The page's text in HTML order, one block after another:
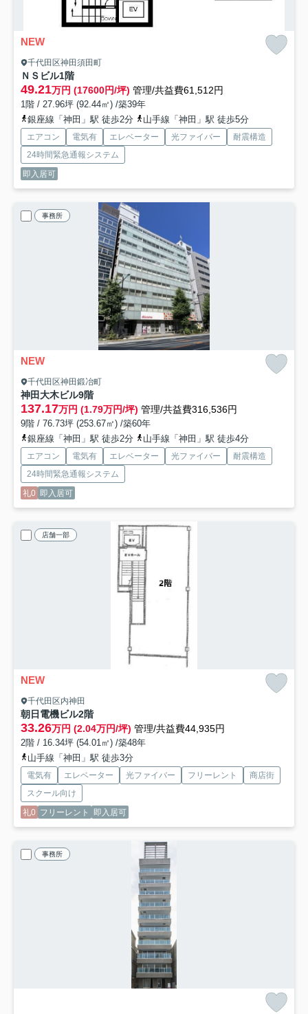
NEW
千代田区神田須田町
ＮＳビル1階
49.21万円 (17600円/坪) 管理/共益費61,512円
1階 / 27.96坪 (92.44㎡) /築39年
銀座線「神田」駅 徒歩2分
山手線「神田」駅 徒歩5分
エアコン 電気有 エレベーター 光ファイバー
耐震構造
24時間緊急通報システム
即入居可
事務所
NEW
千代田区神田鍛冶町
神田大木ビル9階
137.17万円 (1.79万円/坪) 管理/共益費316,536円
9階 / 76.73坪 (253.67㎡) /築60年
銀座線「神田」駅 徒歩2分
山手線「神田」駅 徒歩4分
エアコン 電気有 エレベーター 光ファイバー
耐震構造
24時間緊急通報システム
礼0 即入居可
店舗一部
NEW
千代田区内神田
朝日電機ビル2階
33.26万円 (2.04万円/坪) 管理/共益費44,935円
2階 / 16.34坪 (54.01㎡) /築48年
山手線「神田」駅 徒歩3分
電気有 エレベーター 光ファイバー フリーレント
商店街
スクール向け
礼0 フリーレント 即入居可
事務所